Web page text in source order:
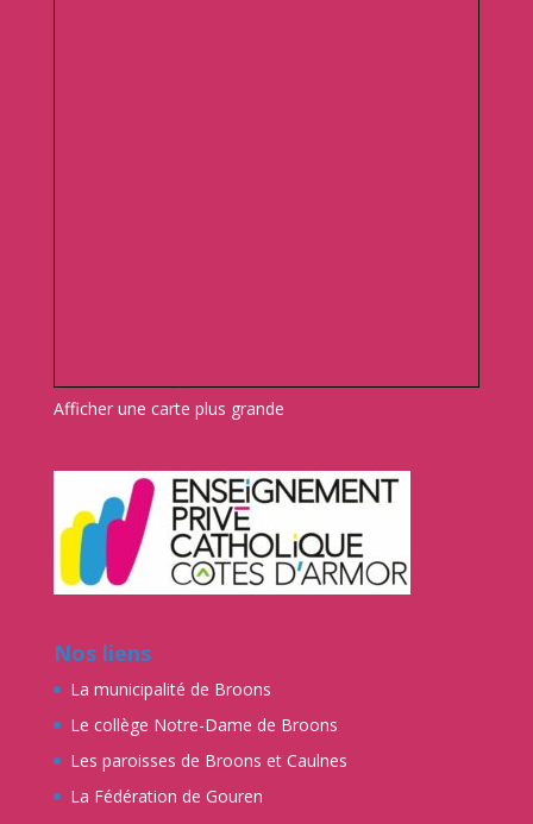
Afficher une carte plus grande
Nos liens
La municipalité de Broons
Le collège Notre-Dame de Broons
Les paroisses de Broons et Caulnes
La Fédération de Gouren